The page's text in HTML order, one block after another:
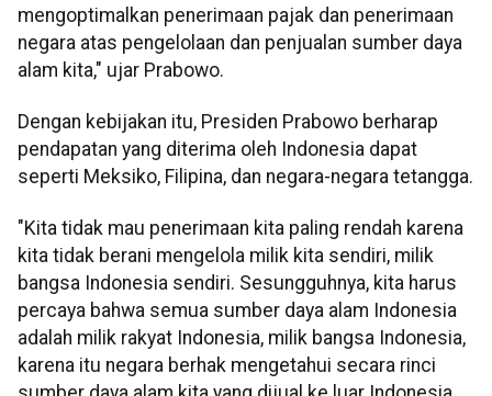
mengoptimalkan penerimaan pajak dan penerimaan
negara atas pengelolaan dan penjualan sumber daya
alam kita," ujar Prabowo.
Dengan kebijakan itu, Presiden Prabowo berharap
pendapatan yang diterima oleh Indonesia dapat
seperti Meksiko, Filipina, dan negara-negara tetangga.
"Kita tidak mau penerimaan kita paling rendah karena
kita tidak berani mengelola milik kita sendiri, milik
bangsa Indonesia sendiri. Sesungguhnya, kita harus
percaya bahwa semua sumber daya alam Indonesia
adalah milik rakyat Indonesia, milik bangsa Indonesia,
karena itu negara berhak mengetahui secara rinci